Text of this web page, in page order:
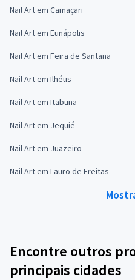
Nail Art em Camaçari
Nail Art em Eunápolis
Nail Art em Feira de Santana
Nail Art em Ilhéus
Nail Art em Itabuna
Nail Art em Jequié
Nail Art em Juazeiro
Nail Art em Lauro de Freitas
Encontre outros
principais cidades